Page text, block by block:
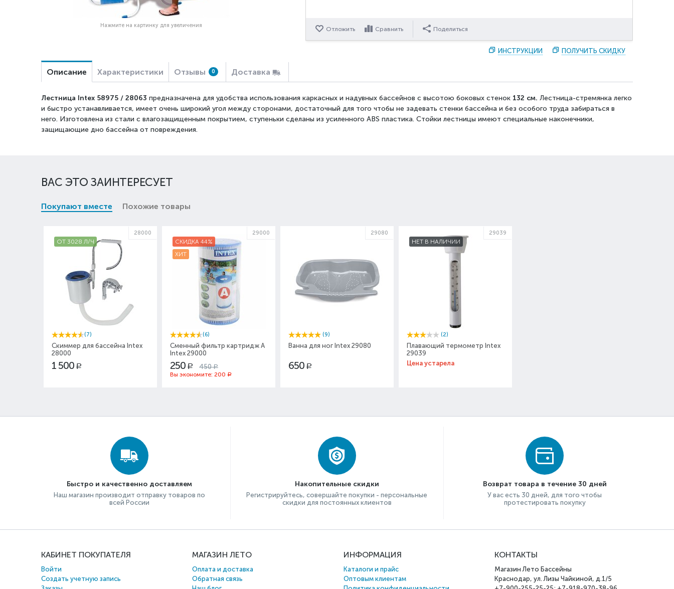
Нажмите на картинку для увеличения
Отложить Сравнить Поделиться
ИНСТРУКЦИИ ПОЛУЧИТЬ СКИДКУ
Описание Характеристики Отзывы 0 Доставка
Лестница Intex 58975 / 28063 предназначена для удобства использования каркасных и надувных бассейнов с высотою боковых стенок 132 см. Лестница-стремянка легко
и быстро устанавливается, имеет очень широкий угол между сторонами, достаточный для того чтобы не задевать стенки бассейна и без особого труда забираться в
него. Изготовлена из стали с влагозащищенным покрытием, ступеньки сделаны из усиленного ABS пластика. Стойки лестницы имеют специальные наконечники,
защищающие дно бассейна от повреждения.
ВАС ЭТО ЗАИНТЕРЕСУЕТ
Покупают вместе Похожие товары
ОТ 3028 Л/Ч
28000
(7)
Скиммер для бассейна Intex
28000
1 500 Р
СКИДКА 44%
ХИТ
29000
(6)
Сменный фильтр картридж A
Intex 29000
250 Р 450 Р
Вы экономите: 200 Р
29080
(9)
Ванна для ног Intex 29080
650 Р
НЕТ В НАЛИЧИИ
29039
(2)
Плавающий термометр Intex
29039
Цена устарела
Быстро и качественно доставляем
Наш магазин производит отправку товаров по
всей России
Накопительные скидки
Регистрируйтесь, совершайте покупки - персональные
скидки для постоянных клиентов
Возврат товара в течение 30 дней
У вас есть 30 дней, для того чтобы
протестировать покупку
КАБИНЕТ ПОКУПАТЕЛЯ
Войти
Создать учетную запись
МАГАЗИН ЛЕТО
Оплата и доставка
Обратная связь
ИНФОРМАЦИЯ
Каталоги и прайс
Оптовым клиентам
КОНТАКТЫ
Магазин Лето Бассейны
Краснодар, ул. Лизы Чайкиной, д.1/5